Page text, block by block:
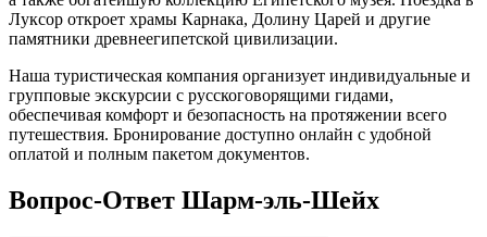
Луксор откроет храмы Карнака, Долину Царей и другие
памятники древнеегипетской цивилизации.
Наша туристическая компания организует индивидуальные и
групповые экскурсии с русскоговорящими гидами,
обеспечивая комфорт и безопасность на протяжении всего
путешествия. Бронирование доступно онлайн с удобной
оплатой и полным пакетом документов.
Вопрос-Ответ Шарм-эль-Шейх